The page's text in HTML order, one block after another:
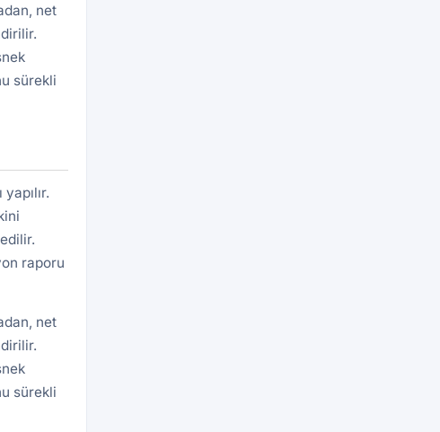
net
sürekli
raporu
net
sürekli